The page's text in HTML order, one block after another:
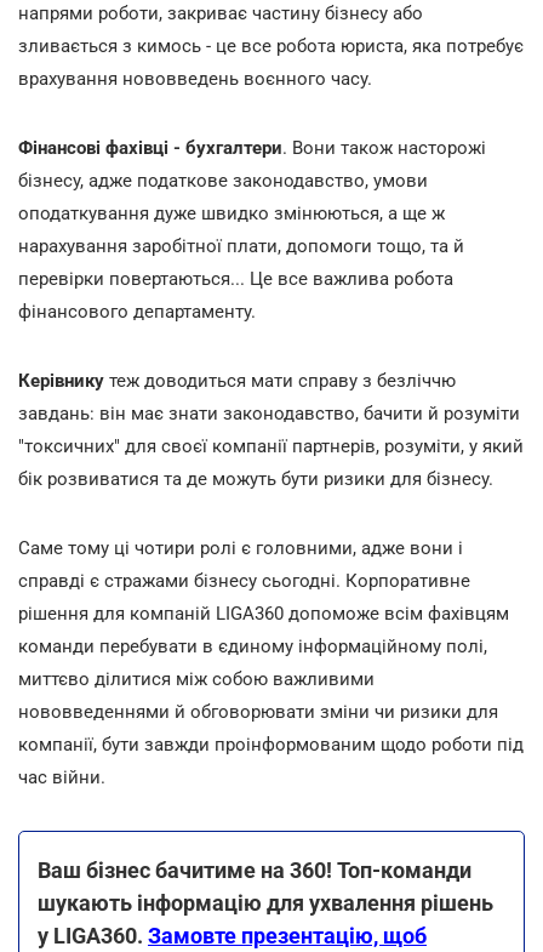
напрями роботи, закриває частину бізнесу або
зливається з кимось - це все робота юриста, яка потребує
врахування нововведень воєнного часу.
Фінансові фахівці - бухгалтери. Вони також насторожі
бізнесу, адже податкове законодавство, умови
оподаткування дуже швидко змінюються, а ще ж
нарахування заробітної плати, допомоги тощо, та й
перевірки повертаються... Це все важлива робота
фінансового департаменту.
Керівнику теж доводиться мати справу з безліччю
завдань: він має знати законодавство, бачити й розуміти
"токсичних" для своєї компанії партнерів, розуміти, у який
бік розвиватися та де можуть бути ризики для бізнесу.
Саме тому ці чотири ролі є головними, адже вони і
справді є стражами бізнесу сьогодні. Корпоративне
рішення для компаній LIGA360 допоможе всім фахівцям
команди перебувати в єдиному інформаційному полі,
миттєво ділитися між собою важливими
нововведеннями й обговорювати зміни чи ризики для
компанії, бути завжди проінформованим щодо роботи під
час війни.
Ваш бізнес бачитиме на 360! Топ-команди
шукають інформацію для ухвалення рішень
у LIGA360. Замовте презентацію, щоб